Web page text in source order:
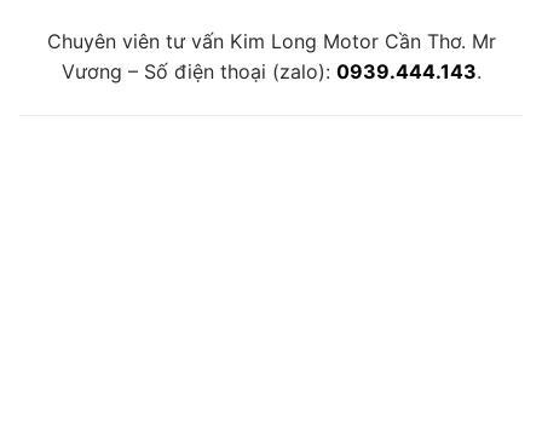
Chuyên viên tư vấn Kim Long Motor Cần Thơ. Mr
Vương – Số điện thoại (zalo): 0939.444.143.